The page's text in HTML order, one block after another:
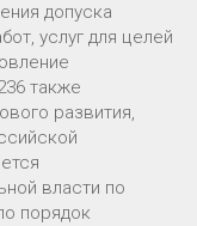
допуска
услуг для целей
также
развития,
власти по
порядок